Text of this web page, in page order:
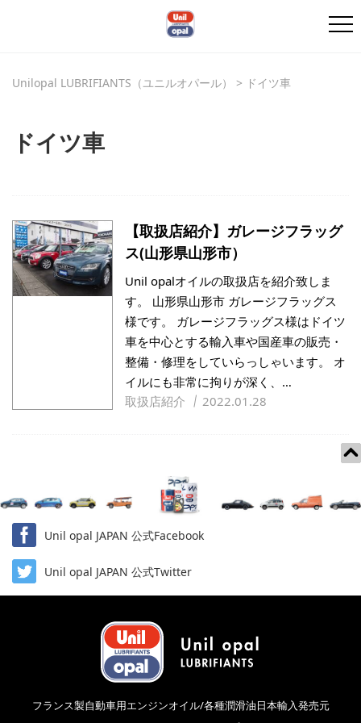
Unilopal LUBRIFIANTS（ユニルオパール） > ドイツ車
ドイツ車
【取扱店紹介】ガレージフラッグ
ス(山形県山形市）
Unil opalオイルの取扱店を紹介致しま
す。 山形県山形市 ガレージフラッグス
様です。 ガレージフラッグス様はドイツ
車を中心とする輸入車や国産車の販売・
整備・修理をしていらっしゃいます。 オ
イルにも非常に拘りが深く、…
取扱店紹介
2022.01.28
Unil opal JAPAN 公式Facebook
Unil opal JAPAN 公式Twitter
フランス製自動車用エンジンオイル/各種潤滑油日本輸入発売元